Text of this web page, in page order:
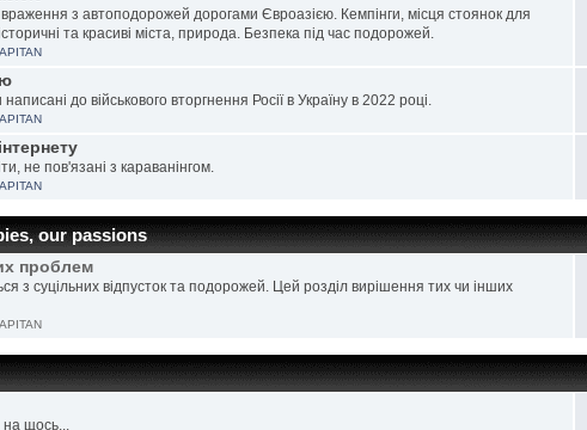
враження з автоподорожей дорогами Євроазією. Кемпінги, місця стоянок для
та красиві міста, природа. Безпека під час подорожей.
до військового вторгнення Росії в Україну в 2022 році.
не пов'язані з караванінгом.
our passions
проблем
з суцільних відпусток та подорожей. Цей розділ вирішення тих чи інших
щось...